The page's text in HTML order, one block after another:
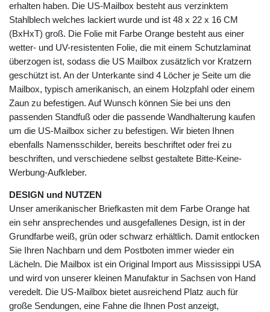
erhalten haben. Die US-Mailbox besteht aus verzinktem
Stahlblech welches lackiert wurde und ist 48 x 22 x 16 CM
(BxHxT) groß. Die Folie mit Farbe Orange besteht aus einer
wetter- und UV-resistenten Folie, die mit einem Schutzlaminat
überzogen ist, sodass die US Mailbox zusätzlich vor Kratzern
geschützt ist. An der Unterkante sind 4 Löcher je Seite um die
Mailbox, typisch amerikanisch, an einem Holzpfahl oder einem
Zaun zu befestigen. Auf Wunsch können Sie bei uns den
passenden Standfuß oder die passende Wandhalterung kaufen
um die US-Mailbox sicher zu befestigen. Wir bieten Ihnen
ebenfalls Namensschilder, bereits beschriftet oder frei zu
beschriften, und verschiedene selbst gestaltete Bitte-Keine-
Werbung-Aufkleber.
DESIGN und NUTZEN
Unser amerikanischer Briefkasten mit dem Farbe Orange hat
ein sehr ansprechendes und ausgefallenes Design, ist in der
Grundfarbe weiß, grün oder schwarz erhältlich. Damit entlocken
Sie Ihren Nachbarn und dem Postboten immer wieder ein
Lächeln. Die Mailbox ist ein Original Import aus Mississippi USA
und wird von unserer kleinen Manufaktur in Sachsen von Hand
veredelt. Die US-Mailbox bietet ausreichend Platz auch für
große Sendungen, eine Fahne die Ihnen Post anzeigt,